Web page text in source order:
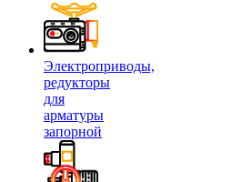
Электроприводы,
редукторы
для
арматуры
запорной